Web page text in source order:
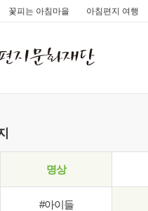
꽃피는 아침마을 아침편지 여행
명상
#아이들